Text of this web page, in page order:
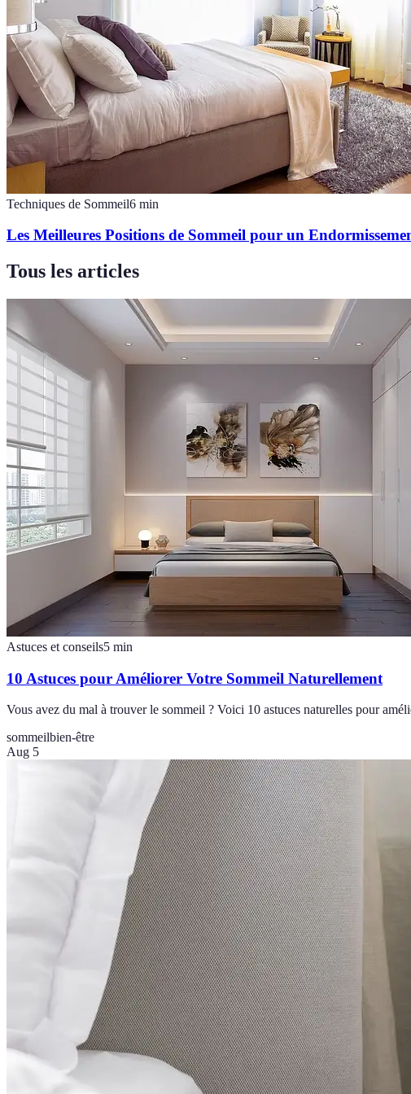
Techniques de Sommeil6 min
Les Meilleures Positions de Sommeil pour un
Tous les articles
Astuces et conseils5 min
10 Astuces pour Améliorer Votre Sommeil Naturellement
Vous avez du mal à trouver le sommeil ? Voici 10 astuces naturelles pour
sommeilbien-être
Aug 5